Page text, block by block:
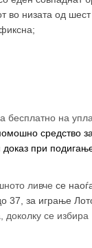
во низата од шест
бесплатно на
средство
при
ливче се
37, за играње
доколку се избира